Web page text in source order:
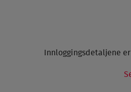
Innloggingsdetaljene